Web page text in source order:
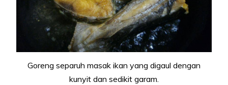
Goreng separuh masak ikan yang digaul dengan
kunyit dan sedikit garam.